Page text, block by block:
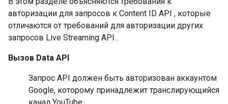
авторизации для запросов к Content ID API , которые
отличаются от требований для авторизации других
запросов Live Streaming API .
Вызов Data API
Запрос API должен быть авторизован аккаунтом
Google, которому принадлежит транслирующийся